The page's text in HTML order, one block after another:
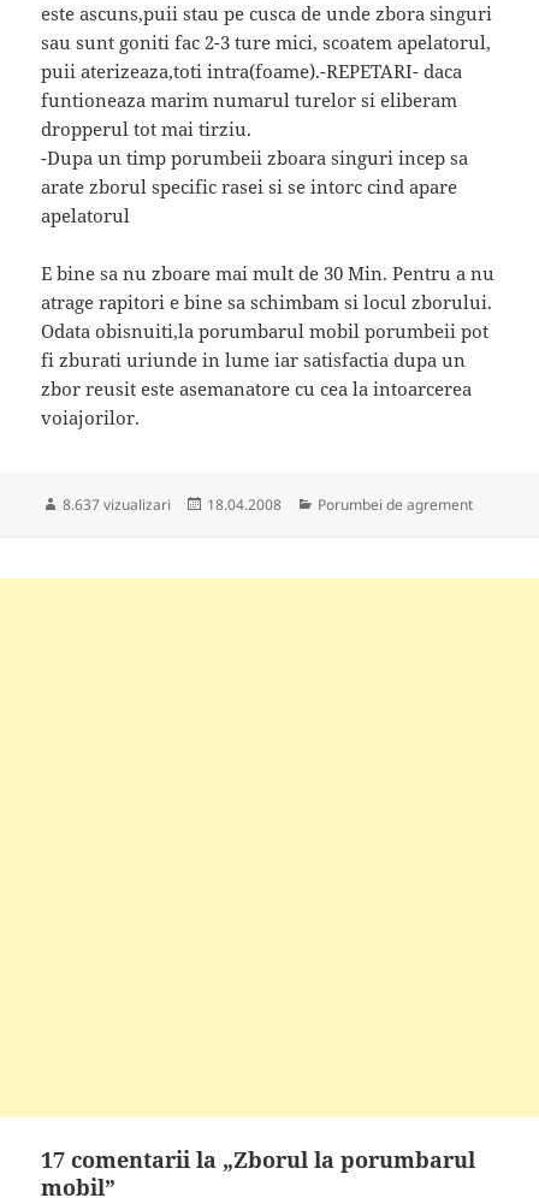
este ascuns,puii stau pe cusca de unde zbora singuri
sau sunt goniti fac 2-3 ture mici, scoatem apelatorul,
puii aterizeaza,toti intra(foame).-REPETARI- daca
funtioneaza marim numarul turelor si eliberam
dropperul tot mai tirziu.
-Dupa un timp porumbeii zboara singuri incep sa
arate zborul specific rasei si se intorc cind apare
apelatorul
E bine sa nu zboare mai mult de 30 Min. Pentru a nu
atrage rapitori e bine sa schimbam si locul zborului.
Odata obisnuiti,la porumbarul mobil porumbeii pot
fi zburati uriunde in lume iar satisfactia dupa un
zbor reusit este asemanatore cu cea la intoarcerea
voiajorilor.
8.637 vizualizari
Publicat
18.04.2008 Categorii
Porumbei de agrement
17 comentarii la „Zborul la porumbarul
mobil”